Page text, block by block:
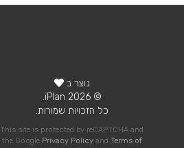
נוצר ב
© 2026 iPlan.
כל הזכויות שמורות.
This site is protected by reCAPTCHA and
the Google Privacy Policyand Terms of